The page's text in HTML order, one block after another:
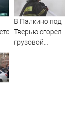
помощью
вредоносного
кода
взбудоражила
В Палкино под
Тверью сгорел
грузовой